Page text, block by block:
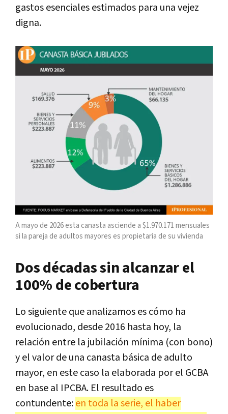
gastos esenciales estimados para una vejez
digna.
A mayo de 2026 esta canasta asciende a $1.970.171 mensuales
si la pareja de adultos mayores es propietaria de su vivienda
Dos décadas sin alcanzar el
100% de cobertura
Lo siguiente que analizamos es cómo ha
evolucionado, desde 2016 hasta hoy, la
relación entre la jubilación mínima (con bono)
y el valor de una canasta básica de adulto
mayor, en este caso la elaborada por el GCBA
en base al IPCBA. El resultado es
contundente:en toda la serie, el haber